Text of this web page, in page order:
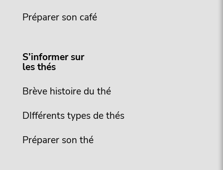
Préparer son café
S’informer sur
les thés
Brève histoire du thé
DIfférents types de thés
Préparer son thé